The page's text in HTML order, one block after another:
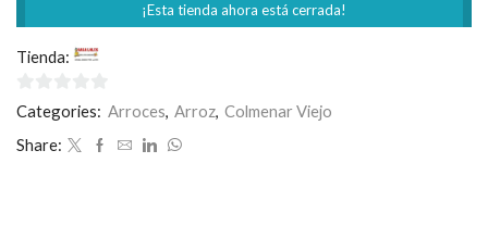
¡Esta tienda ahora está cerrada!
Tienda:
0
5
Categories: Arroces Arroz Colmenar Viejo
Share: